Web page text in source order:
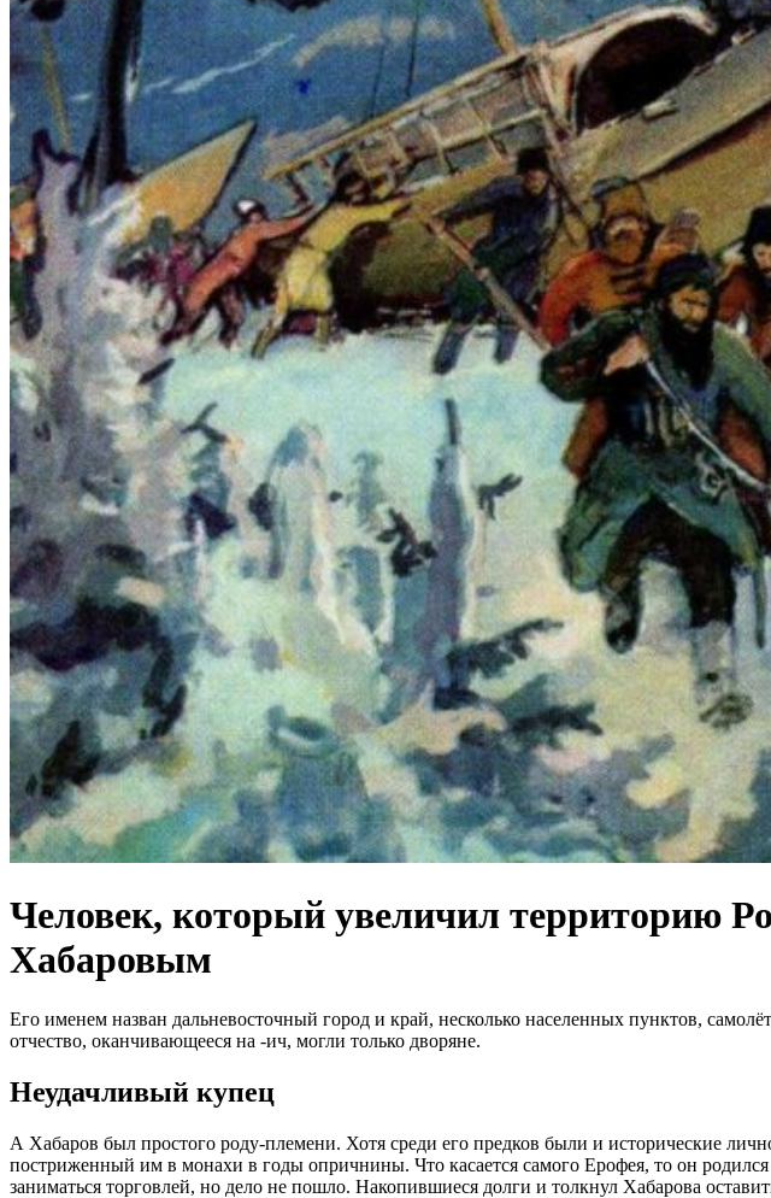
Человек, который увеличил территорию
Хабаровым
Его именем назван дальневосточный город и край, несколько населенных пунктов,
отчество, оканчивающееся на -ич, могли только дворяне.
Неудачливый купец
А Хабаров был простого роду-племени. Хотя среди его предков были и исторические
постриженный им в монахи в годы опричнины. Что касается самого Ерофея, то он
заниматься торговлей, но дело не пошло. Накопившиеся долги и толкнул Хабарова